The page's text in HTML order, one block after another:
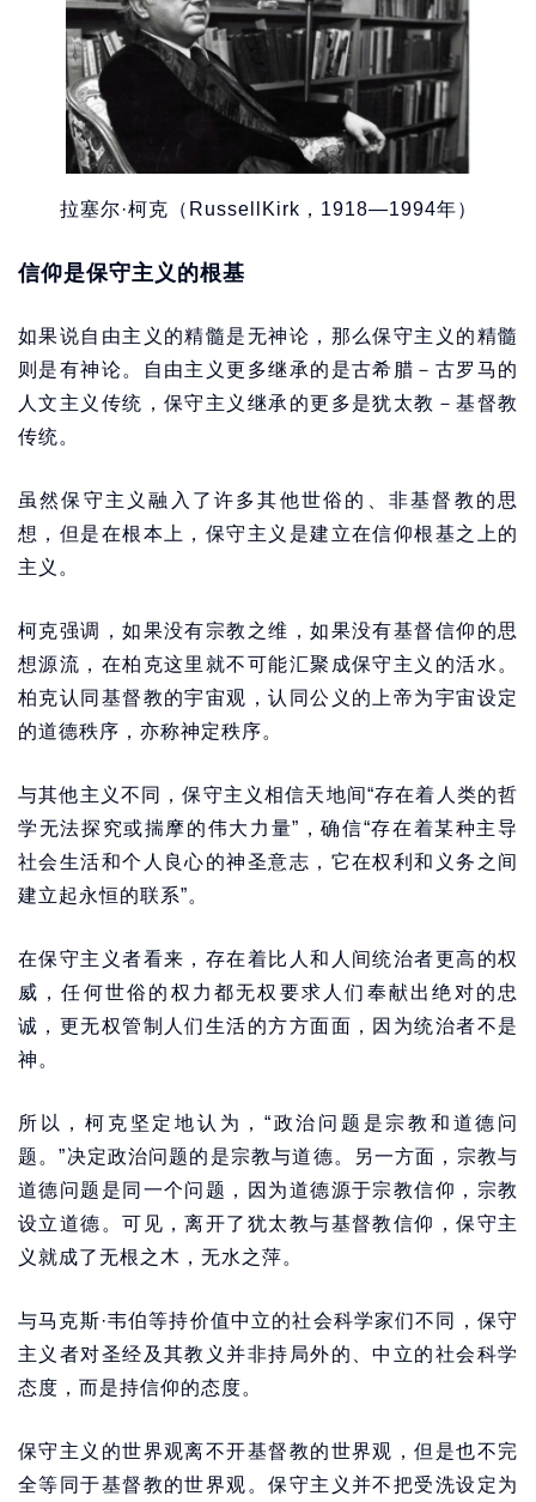
拉塞尔·柯克（RussellKirk，1918—1994年）
信仰是保守主义的根基
如果说自由主义的精髓是无神论，那么保守主义的精髓
则是有神论。自由主义更多继承的是古希腊－古罗马的
人文主义传统，保守主义继承的更多是犹太教－基督教
传统。
虽然保守主义融入了许多其他世俗的、非基督教的思
想，但是在根本上，保守主义是建立在信仰根基之上的
主义。
柯克强调，如果没有宗教之维，如果没有基督信仰的思
想源流，在柏克这里就不可能汇聚成保守主义的活水。
柏克认同基督教的宇宙观，认同公义的上帝为宇宙设定
的道德秩序，亦称神定秩序。
与其他主义不同，保守主义相信天地间“存在着人类的哲
学无法探究或揣摩的伟大力量”，确信“存在着某种主导
社会生活和个人良心的神圣意志，它在权利和义务之间
建立起永恒的联系”。
在保守主义者看来，存在着比人和人间统治者更高的权
威，任何世俗的权力都无权要求人们奉献出绝对的忠
诚，更无权管制人们生活的方方面面，因为统治者不是
神。
所以，柯克坚定地认为，“政治问题是宗教和道德问
题。”决定政治问题的是宗教与道德。另一方面，宗教与
道德问题是同一个问题，因为道德源于宗教信仰，宗教
设立道德。可见，离开了犹太教与基督教信仰，保守主
义就成了无根之木，无水之萍。
与马克斯·韦伯等持价值中立的社会科学家们不同，保守
主义者对圣经及其教义并非持局外的、中立的社会科学
态度，而是持信仰的态度。
保守主义的世界观离不开基督教的世界观，但是也不完
全等同于基督教的世界观。保守主义并不把受洗设定为